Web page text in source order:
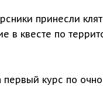
принесли
в квесте по
первый курс по